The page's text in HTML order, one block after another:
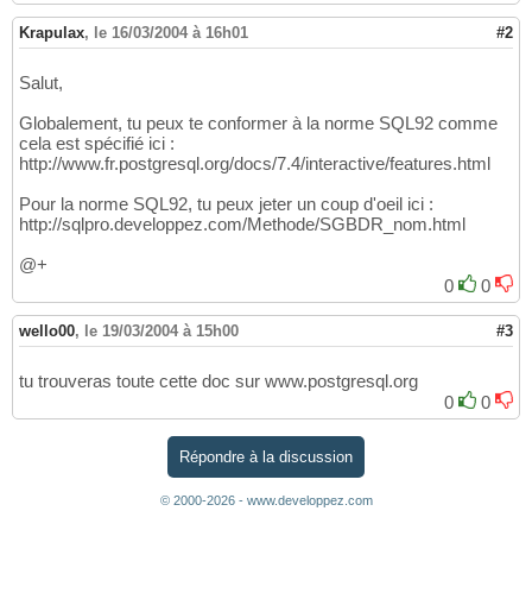
Krapulax, le 16/03/2004 à 16h01 #2
Salut,
Globalement, tu peux te conformer à la norme SQL92 comme
cela est spécifié ici :
http://www.fr.postgresql.org/docs/7.4/interactive/features.html
Pour la norme SQL92, tu peux jeter un coup d'oeil ici :
http://sqlpro.developpez.com/Methode/SGBDR_nom.html
@+
0
0
wello00, le 19/03/2004 à 15h00 #3
tu trouveras toute cette doc sur www.postgresql.org
0
0
Répondre à la discussion
© 2000-2026 - www.developpez.com